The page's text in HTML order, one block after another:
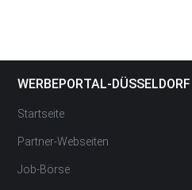
WERBEPORTAL-DÜSSELDORF
Startseite
Partner-Webseiten
Job-Börse